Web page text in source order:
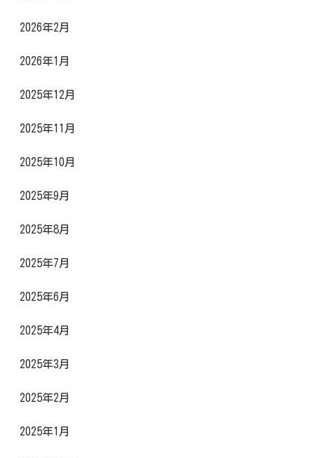
2026年2月
2026年1月
2025年12月
2025年11月
2025年10月
2025年9月
2025年8月
2025年7月
2025年6月
2025年4月
2025年3月
2025年2月
2025年1月